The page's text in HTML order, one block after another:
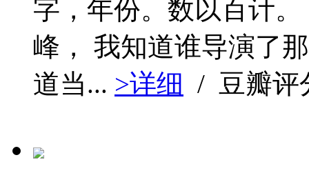
字，年份。数以百计
峰， 我知道谁导演了
道当... >详细 / 豆瓣